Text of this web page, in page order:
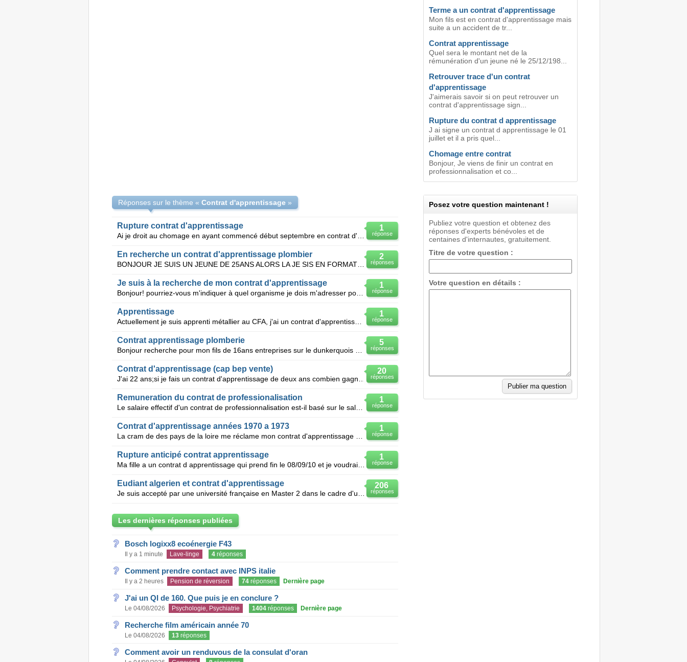
Réponses sur le thème « Contrat d'apprentissage»
1
réponse
Rupture contrat d'apprentissage
2
réponses
En recherche un contrat d'apprentissage plombier
BONJOUR JE SUIS UN JEUNE DE 25ANS ALORS LA JE SIS EN FORMATION PLOMBIER DONC JE CHERCHE UN CONTRAT D
1
réponse
Je suis à la recherche de mon contrat d'apprentissage
Bonjour! pourriez-vous m'indiquer à quel organisme je dois m'adresser pour retrouver la trace de mo
1
réponse
Apprentissage
Actuellement je suis apprenti métallier au CFA, j'ai un contrat d'apprentissage de 2 ans, chez un pa
5
réponses
Contrat apprentissage plomberie
20
réponses
Contrat d'apprentissage (cap bep vente)
1
réponse
Remuneration du contrat de professionalisation
Le salaire effectif d'un contrat de professionnalisation est-il basé sur le salaire brut dans le mem
1
réponse
Contrat d'apprentissage années 1970 a 1973
1
réponse
Rupture anticipé contrat apprentissage
Ma fille a un contrat d apprentissage qui prend fin le 08/09/10 et je voudrais savoir si elle obtien
206
réponses
Eudiant algerien et contrat d'apprentissage
Les dernières réponses publiées
Bosch logixx8 ecoénergie F43
Il y a 1 minute Lave-linge 4réponses
Comment prendre contact avec INPS italie
Il y a 2 heures Pension de réversion 74réponses Dernière page
J'ai un QI de 160. Que puis je en conclure ?
Le 04/08/2026 Psychologie, Psychiatrie 1404réponses Dernière page
Recherche film américain année 70
Le 04/08/2026 13réponses
Comment avoir un renduvous de la consulat d'oran
Terme a un contrat d'apprentissage
Mon fils est en contrat d'apprentissage mais
suite a un accident de tr...
Contrat apprentissage
Quel sera le montant net de la
rémunération d'un jeune né le 25/12/198...
Retrouver trace d'un contrat
d'apprentissage
J'aimerais savoir si on peut retrouver un
contrat d'apprentissage sign...
Rupture du contrat d apprentissage
J ai signe un contrat d apprentissage le 01
juillet et il a pris quel...
Chomage entre contrat
Bonjour, Je viens de finir un contrat en
professionnalisation et co...
Posez votre question maintenant !
Publiez votre question et obtenez des
réponses d'experts bénévoles et de
centaines d'internautes, gratuitement.
Titre de votre question :
Votre question en détails :